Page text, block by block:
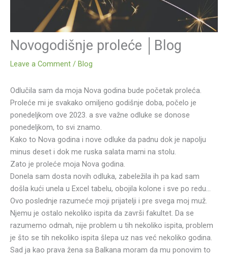
Novogodišnje proleće │Blog
Leave a Comment / Blog
Odlučila sam da moja Nova godina bude početak proleća.
Proleće mi je svakako omiljeno godišnje doba, počelo je
ponedeljkom ove 2023. a sve važne odluke se donose
ponedeljkom, to svi znamo.
Kako to Nova godina i nove odluke da padnu dok je napolju
minus deset i dok me ruska salata mami na stolu.
Zato je proleće moja Nova godina.
Donela sam dosta novih odluka, zabeležila ih pa kad sam
došla kući unela u Excel tabelu, obojila kolone i sve po redu…
Ovo poslednje razumeće moji prijatelji i pre svega moj muž.
Njemu je ostalo nekoliko ispita da završi fakultet. Da se
razumemo odmah, nije problem u tih nekoliko ispita, problem
je što se tih nekoliko ispita šlepa uz nas već nekoliko godina.
Sad ja kao prava žena sa Balkana moram da mu ponovim to